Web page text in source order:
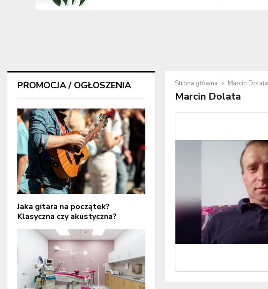
Strona główna Marcin Dolata
Marcin Dolata
PROMOCJA / OGŁOSZENIA
Jaka gitara na początek?
Klasyczna czy akustyczna?